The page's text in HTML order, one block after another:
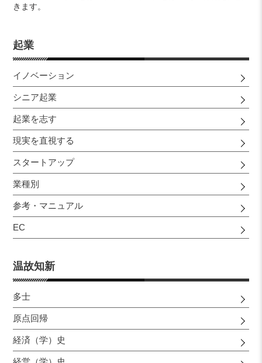
起業
イノベーション
シニア起業
起業を志す
現実を直視する
スタートアップ
業種別
参考・マニュアル
EC
温故知新
多士
原点回帰
経済（学）史
きます。